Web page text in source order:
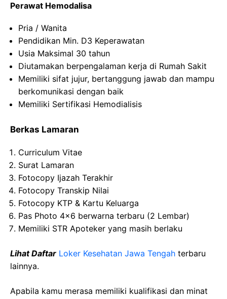
Perawat Hemodalisa
Pria / Wanita
Pendidikan Min. D3 Keperawatan
Usia Maksimal 30 tahun
Diutamakan berpengalaman kerja di Rumah Sakit
Memiliki sifat jujur, bertanggung jawab dan mampu
berkomunikasi dengan baik
Memiliki Sertifikasi Hemodialisis
Berkas Lamaran
Curriculum Vitae
Surat Lamaran
Fotocopy Ijazah Terakhir
Fotocopy Transkip Nilai
Fotocopy KTP & Kartu Keluarga
Pas Photo 4×6 berwarna terbaru (2 Lembar)
Memiliki STR Apoteker yang masih berlaku
Lihat Daftar Loker Kesehatan Jawa Tengah terbaru
lainnya.
Apabila kamu merasa memiliki kualifikasi dan minat